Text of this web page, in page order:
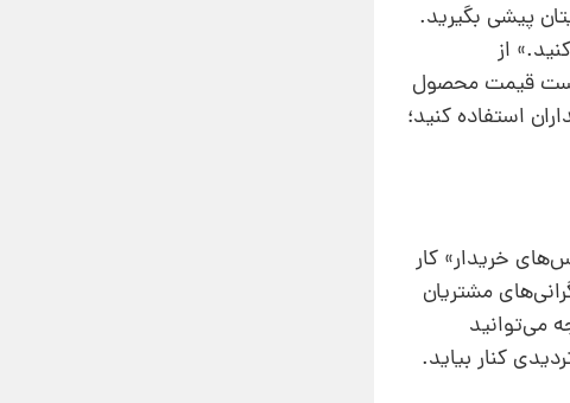
پیشی بگیرید.
از
نیست قیمت محصول
استفاده کنید؛
خریدار» کار
مشتریان
می‌توانید
کنار بیاید.